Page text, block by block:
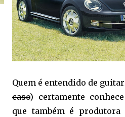
Quem é entendido de
caso) certamente
que também é